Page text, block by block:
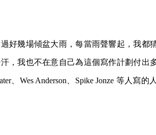
好幾場傾盆大雨，每當雨聲響起，我都
，我也不在意自己為這個寫作計劃付出
、Wes Anderson、Spike Jonze 等人寫的